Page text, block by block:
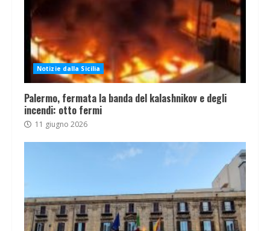
Notizie dalla Sicilia
Palermo, fermata la banda del kalashnikov e degli
incendi: otto fermi
11 giugno 2026